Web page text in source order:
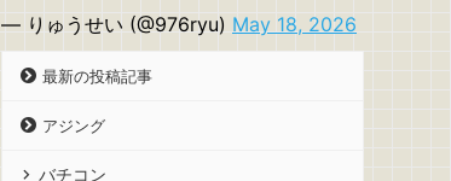
— りゅうせい (@976ryu) May 18, 2026
最新の投稿記事
アジング
バチコン